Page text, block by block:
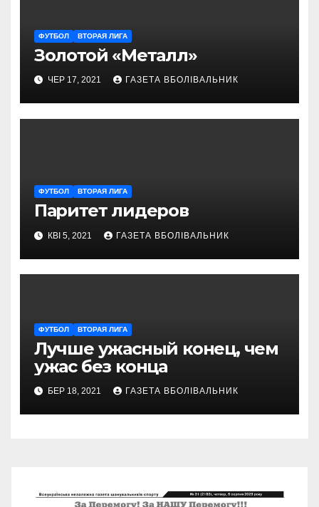
ФУТБОЛ ВТОРАЯ ЛИГА
Золотой «Металл»
ЧЕР 17, 2021 ГАЗЕТА ВБОЛІВАЛЬНИК
ФУТБОЛ ВТОРАЯ ЛИГА
Паритет лидеров
КВІ 5, 2021 ГАЗЕТА ВБОЛІВАЛЬНИК
ФУТБОЛ ВТОРАЯ ЛИГА
Лучше ужасный конец, чем
ужас без конца
БЕР 18, 2021 ГАЗЕТА ВБОЛІВАЛЬНИК